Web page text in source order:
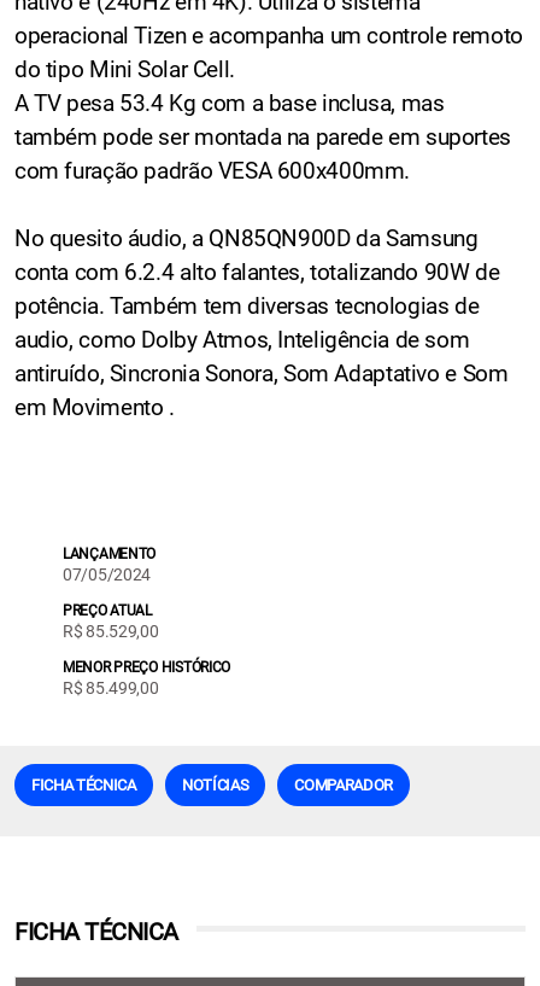
LANÇAMENTO
07/05/2024
PREÇO ATUAL
R$ 85.529,00
MENOR PREÇO HISTÓRICO
R$ 85.499,00
operacional Tizen e acompanha um controle remoto
do tipo Mini Solar Cell.
A TV pesa 53.4 Kg com a base inclusa, mas
também pode ser montada na parede em suportes
com furação padrão VESA 600x400mm.
No quesito áudio, a QN85QN900D da Samsung
conta com 6.2.4 alto falantes, totalizando 90W de
potência. Também tem diversas tecnologias de
audio, como Dolby Atmos, Inteligência de som
antiruído, Sincronia Sonora, Som Adaptativo e Som
em Movimento .
FICHA TÉCNICA NOTÍCIAS COMPARADOR
FICHA TÉCNICA